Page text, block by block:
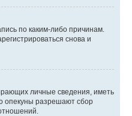
по каким-либо причинам.
снова и
личные сведения, иметь
опекуны разрешают сбор